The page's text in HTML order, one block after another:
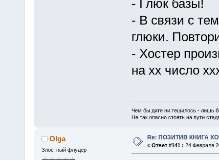
- Глюк базы!
- В связи с
глюки.
- Хостер
на хх число
Чем бы дитя ни тешилось - лишь
Не так опасно стоять на пути
Olga
Злостный флудер
Re: ПОЗИТИВ КНИГА
« Ответ #141 : 24 Февраля